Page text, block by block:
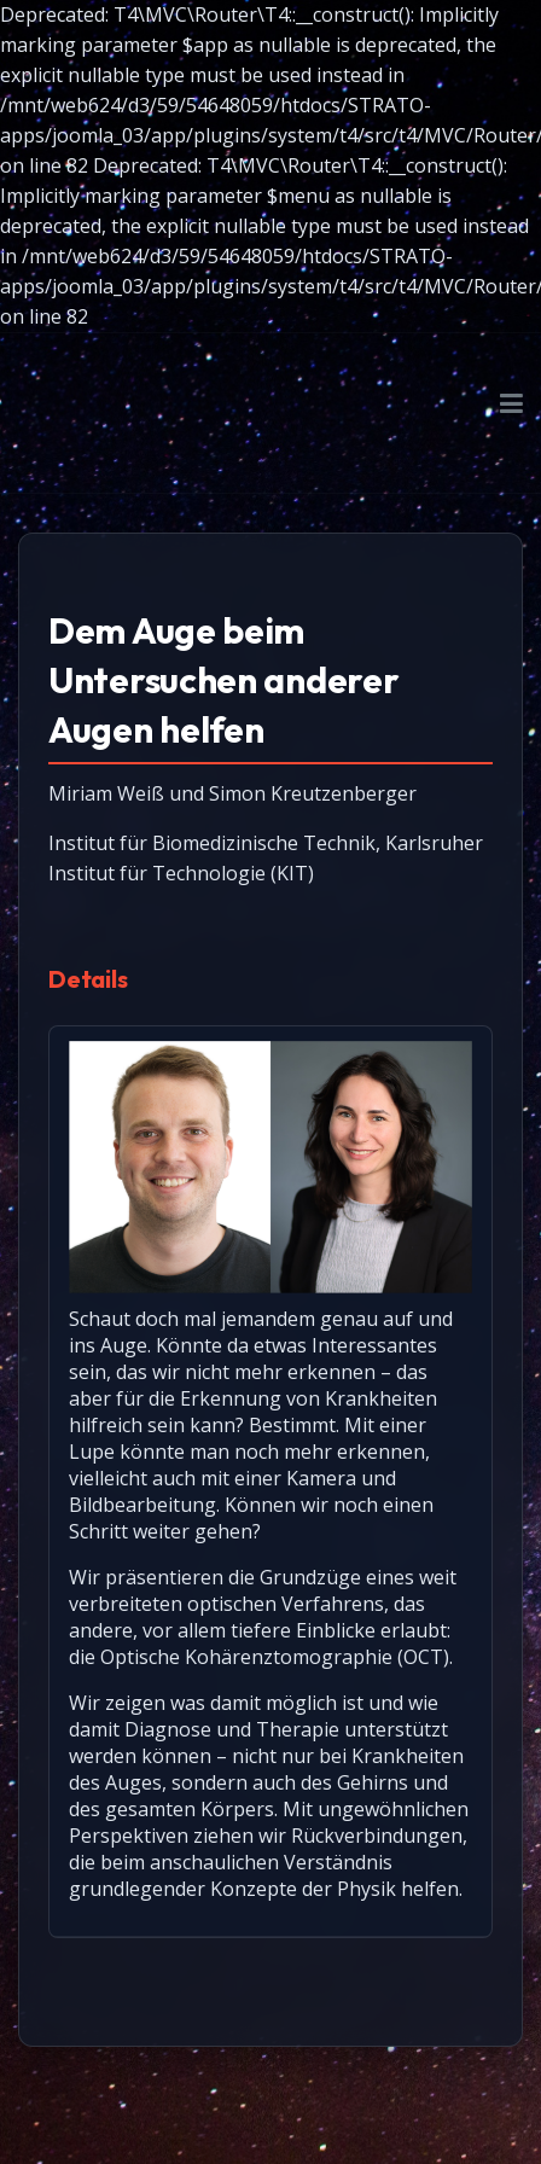
Deprecated: T4\MVC\Router\T4::__construct(): Implicitly
marking parameter $app as nullable is deprecated, the
explicit nullable type must be used instead in
/mnt/web624/d3/59/54648059/htdocs/STRATO-
apps/joomla_03/app/plugins/system/t4/src/t4/MVC/
on line 82 Deprecated: T4\MVC\Router\T4::__construct():
Implicitly marking parameter $menu as nullable is
deprecated, the explicit nullable type must be used instead
in /mnt/web624/d3/59/54648059/htdocs/STRATO-
apps/joomla_03/app/plugins/system/t4/src/t4/MVC/
on line 82
Dem Auge beim
Untersuchen anderer
Augen helfen
Miriam Weiß und Simon Kreutzenberger
Institut für Biomedizinische Technik, Karlsruher
Institut für Technologie (KIT)
Details
Schaut doch mal jemandem genau auf und
ins Auge. Könnte da etwas Interessantes
sein, das wir nicht mehr erkennen – das
aber für die Erkennung von Krankheiten
hilfreich sein kann? Bestimmt. Mit einer
Lupe könnte man noch mehr erkennen,
vielleicht auch mit einer Kamera und
Bildbearbeitung. Können wir noch einen
Schritt weiter gehen?
Wir präsentieren die Grundzüge eines weit
verbreiteten optischen Verfahrens, das
andere, vor allem tiefere Einblicke erlaubt:
die Optische Kohärenztomographie (OCT).
Wir zeigen was damit möglich ist und wie
damit Diagnose und Therapie unterstützt
werden können – nicht nur bei Krankheiten
des Auges, sondern auch des Gehirns und
des gesamten Körpers. Mit ungewöhnlichen
Perspektiven ziehen wir Rückverbindungen,
die beim anschaulichen Verständnis
grundlegender Konzepte der Physik helfen.